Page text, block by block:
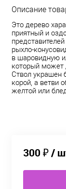
Описание
Это дерево
приятный и
рыхло-
в шаровидную
который может
Ствол украшен
корой, а ветви
желтой или
300 ₽/